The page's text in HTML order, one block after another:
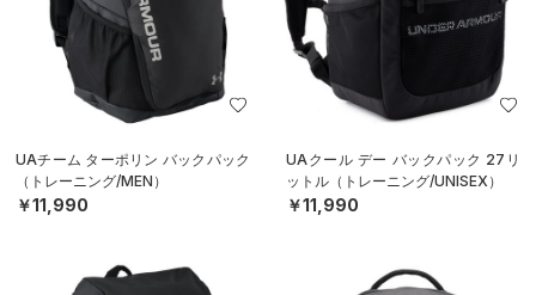
UAチーム ターポリン バックパック
（トレーニング/MEN）
￥11,990
UAクール デー バックパック 27リ
ットル（トレーニング/UNISEX）
￥11,990